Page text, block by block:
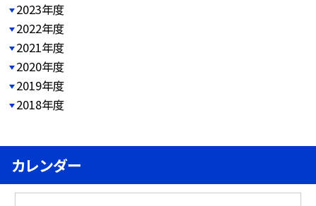
2023年度
2022年度
2021年度
2020年度
2019年度
2018年度
カレンダー